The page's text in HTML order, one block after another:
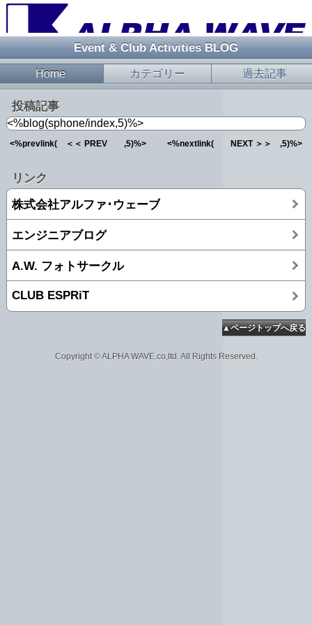
Event & Club Activities BLOG
Home カテゴリー 過去記事
投稿記事
<%blog(sphone/index,5)%>
<%prevlink( ＜＜ PREV ,5)%> <%nextlink( NEXT ＞＞ ,5)%>
リンク
株式会社アルファ･ウェーブ
エンジニアブログ
A.W. フォトサークル
CLUB ESPRiT
▲ページトップへ戻る
Copyright © ALPHA WAVE.co,ltd. All Rights Reserved.